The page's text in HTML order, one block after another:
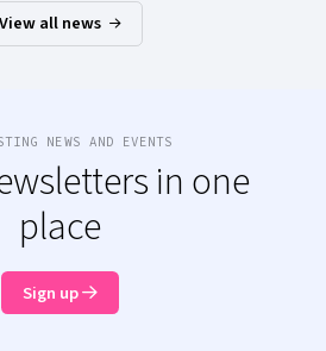
View all news
NEWS AND EVENTS
in one
place
Sign up